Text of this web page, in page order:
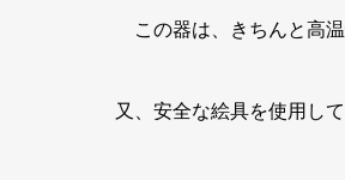
この器は、きちんと高
又、安全な絵具を使用し